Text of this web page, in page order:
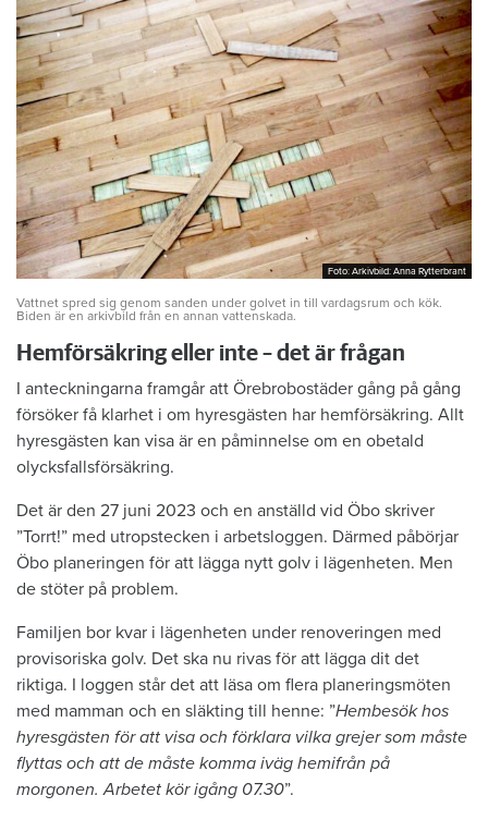
Foto: Arkivbild: Anna Rytterbrant
Foto: Arkivbild: Anna Rytterbrant
Vattnet spred sig genom sanden under golvet in till vardagsrum och kök.
Biden är en arkivbild från en annan vattenskada.
Hemförsäkring eller inte – det är frågan
I anteckningarna framgår att Örebrobostäder gång på gång
försöker få klarhet i om hyresgästen har hemförsäkring. Allt
hyresgästen kan visa är en påminnelse om en obetald
olycksfallsförsäkring.
Det är den 27 juni 2023 och en anställd vid Öbo skriver
”Torrt!” med utropstecken i arbetsloggen. Därmed påbörjar
Öbo planeringen för att lägga nytt golv i lägenheten. Men
de stöter på problem.
Familjen bor kvar i lägenheten under renoveringen med
provisoriska golv. Det ska nu rivas för att lägga dit det
riktiga. I loggen står det att läsa om flera planeringsmöten
med mamman och en släkting till henne: ”Hembesök hos
hyresgästen för att visa och förklara vilka grejer som måste
flyttas och att de måste komma iväg hemifrån på
morgonen. Arbetet kör igång 07.30”.